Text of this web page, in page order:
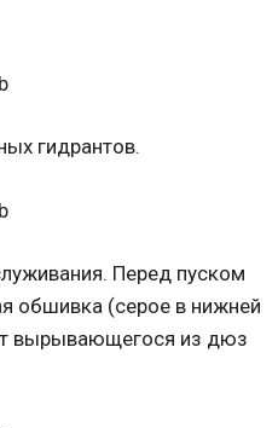
гидрантов.
Перед пуском
обшивка (серое в нижней
вырывающегося из дюз